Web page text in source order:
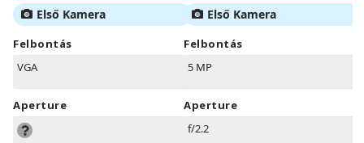
Első Kamera
Felbontás
VGA
Aperture
Első Kamera
Felbontás
5 MP
Aperture
f/2.2